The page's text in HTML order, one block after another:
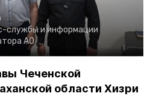
службы и информации
АО
Чеченской
области Хизри